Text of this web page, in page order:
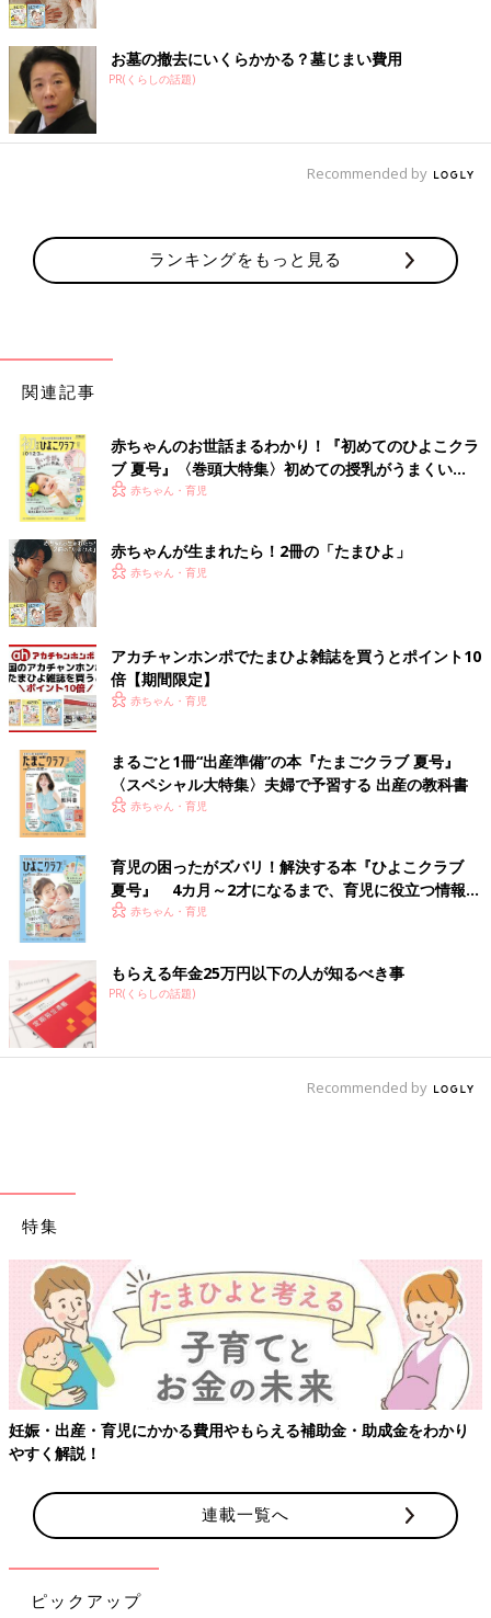
お墓の撤去にいくらかかる？墓じまい費用
PR(くらしの話題)
Recommended by
ランキングをもっと見る
関連記事
赤ちゃんのお世話まるわかり！『初めてのひよこクラ
ブ 夏号』〈巻頭大特集〉初めての授乳がうまくい
く！ おっぱい・ミルクの基本と夏のトラブル 解決テ
赤ちゃん・育児
赤ちゃんが生まれたら！2冊の「たまひよ」
赤ちゃん・育児
アカチャンホンポでたまひよ雑誌を買うとポイント10
倍【期間限定】
赤ちゃん・育児
まるごと1冊“出産準備”の本『たまごクラブ 夏号』
〈スペシャル大特集〉夫婦で予習する 出産の教科書
赤ちゃん・育児
育児の困ったがズバリ！解決する本『ひよこクラブ
夏号』 4カ月～2才になるまで、育児に役立つ情報が
いっぱい！
赤ちゃん・育児
もらえる年金25万円以下の人が知るべき事
PR(くらしの話題)
Recommended by
特集
・出産・育児にかかる費用やもらえる補助金・助成金をわかり
く解説！
連載一覧へ
ピックアップ